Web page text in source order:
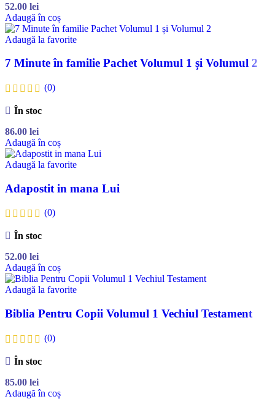
52.00 lei
Adaugă în coș
Adaugă la favorite
7 Minute în familie Pachet Volumul 1 și Volumul 2
(0)
În stoc
86.00 lei
Adaugă în coș
Adaugă la favorite
Adapostit in mana Lui
(0)
În stoc
52.00 lei
Adaugă în coș
Adaugă la favorite
Biblia Pentru Copii Volumul 1 Vechiul Testament
(0)
În stoc
85.00 lei
Adaugă în coș